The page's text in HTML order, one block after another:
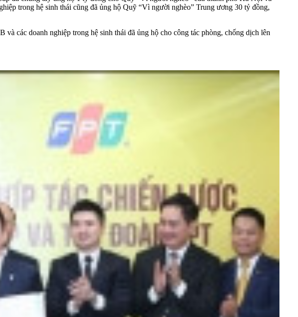
trong hệ sinh thái cũng đã ủng hộ Quỹ “Vì người nghèo” Trung ương 30 tỷ đồng,
các doanh nghiệp trong hệ sinh thái đã ủng hộ cho công tác phòng, chống dịch lên